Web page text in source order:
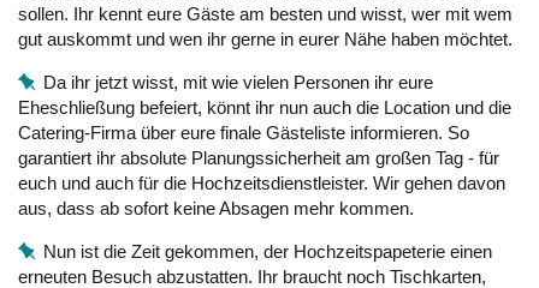
sollen. Ihr kennt eure Gäste am besten und wisst, wer mit wem
gut auskommt und wen ihr gerne in eurer Nähe haben möchtet.
Da ihr jetzt wisst, mit wie vielen Personen ihr eure
Eheschließung befeiert, könnt ihr nun auch die Location und die
Catering-Firma über eure finale Gästeliste informieren. So
garantiert ihr absolute Planungssicherheit am großen Tag - für
euch und auch für die Hochzeitsdienstleister. Wir gehen davon
aus, dass ab sofort keine Absagen mehr kommen.
Nun ist die Zeit gekommen, der Hochzeitspapeterie einen
erneuten Besuch abzustatten. Ihr braucht noch Tischkarten,